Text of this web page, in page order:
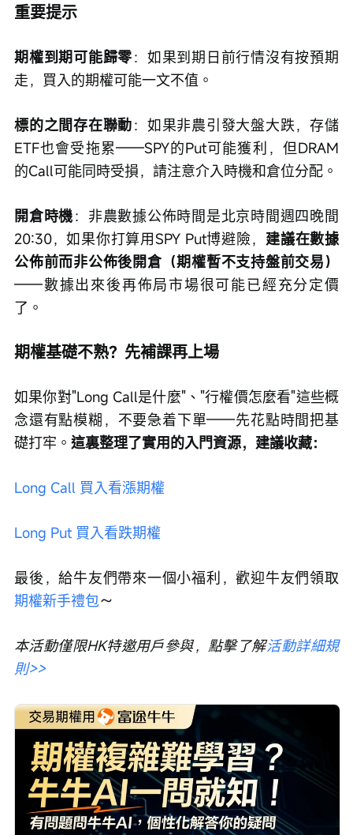
重要提示
期權到期可能歸零：如果到期日前行情沒有按預期
走，買入的期權可能一文不值。
標的之間存在聯動：如果非農引發大盤大跌，存儲
ETF也會受拖累——SPY的Put可能獲利，但DRAM
的Call可能同時受損，請注意介入時機和倉位分配。
開倉時機：非農數據公佈時間是北京時間週四晚間
20:30，如果你打算用SPY Put博避險， 建議在數據
公佈前而非公佈後開倉（期權暫不支持盤前交易）
——數據出來後再佈局市場很可能已經充分定價
了。
期權基礎不熟？先補課再上場
如果你對"Long Call是什麼"、"行權價怎麼看"這些概
念還有點模糊，不要急着下單——先花點時間把基
礎打牢。 這裏整理了實用的入門資源，建議收藏：
Long Call 買入看漲期權
Long Put 買入看跌期權
最後，給牛友們帶來一個小福利，歡迎牛友們領取
期權新手禮包～
本活動僅限HK特邀用戶參與，點擊了解活動詳細規
則>>